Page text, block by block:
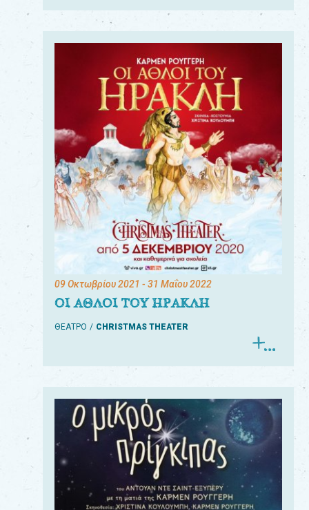
09 Οκτωβρίου 2021 - 31 Μαΐου 2022
ΟΙ ΑΘΛΟΙ ΤΟΥ ΗΡΑΚΛΗ
ΘΕΑΤΡΟ CHRISTMAS THEATER